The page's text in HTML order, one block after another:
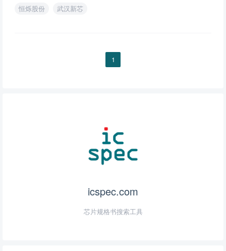
恒烁股份
武汉新芯
1
icspec.com
芯片规格书搜索工具